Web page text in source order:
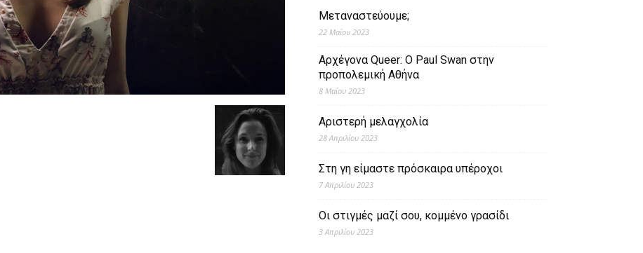
Μεταναστεύουμε;
22 Μαΐου 2023
Αρχέγονα Queer: O Paul Swan στην
προπολεμική Αθήνα
8 Μαΐου 2023
Αριστερή μελαγχολία
28 Απριλίου 2023
Στη γη είμαστε πρόσκαιρα υπέροχοι
7 Απριλίου 2023
Οι στιγμές μαζί σου, κομμένο γρασίδι
3 Απριλίου 2023